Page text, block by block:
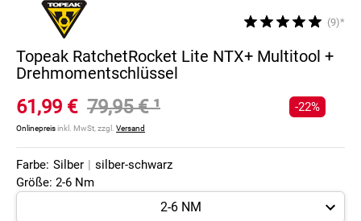
(9)*
Topeak RatchetRocket Lite NTX+ Multitool +
Drehmomentschlüssel
61,99 € 79,95 €¹
Onlinepreisinkl. MwSt, zzgl. Versand
-22%
Farbe: Silber | silber-schwarz
Größe: 2-6 Nm